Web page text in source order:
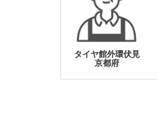
タイヤ館外環伏見
京都府